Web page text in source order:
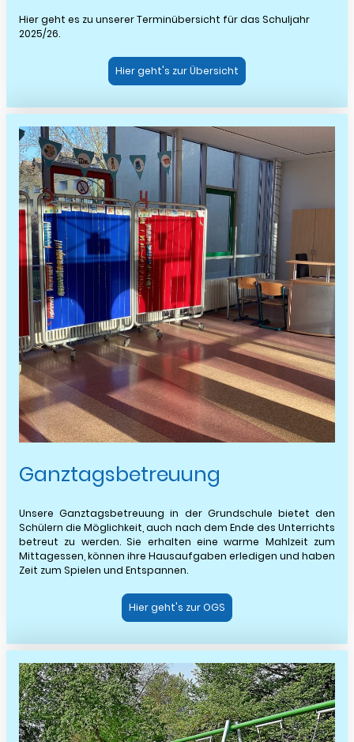
Hier geht es zu unserer Terminübersicht für das Schuljahr
2025/26.
Hier geht's zur Übersicht
Ganztagsbetreuung
Unsere Ganztagsbetreuung in der Grundschule bietet den
Schülern die Möglichkeit, auch nach dem Ende des Unterrichts
betreut zu werden. Sie erhalten eine warme Mahlzeit zum
Mittagessen, können ihre Hausaufgaben erledigen und haben
Zeit zum Spielen und Entspannen.
Hier geht's zur OGS